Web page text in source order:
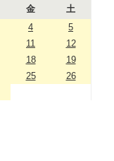
金
土
4
5
11
12
18
19
25
26